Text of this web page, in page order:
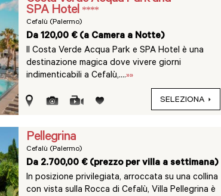
SPA Hotel ****
Cefalù (Palermo)
Da 120,00 € (a Camera a Notte)
Il Costa Verde Acqua Park e SPA Hotel è una
destinazione magica dove vivere giorni
indimenticabili a Cefalù,....»»
SELEZIONA
Pellegrina
Cefalù (Palermo)
Da 2.700,00 € (prezzo per villa a settimana)
In posizione privilegiata, arroccata su una collina
con vista sulla Rocca di Cefalù, Villa Pellegrina è